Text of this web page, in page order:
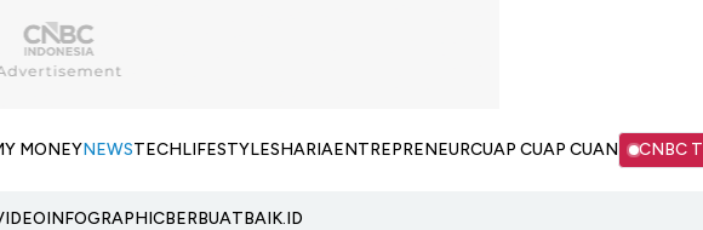
MONEYNEWSTECHLIFESTYLESHARIAENTREPRENEURCUAP CUAP CUAN CNBC
INFOGRAPHICBERBUATBAIK.ID